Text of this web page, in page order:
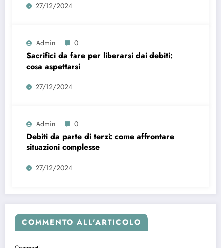
27/12/2024
Admin 0
Sacrifici da fare per liberarsi dai debiti:
cosa aspettarsi
27/12/2024
Admin 0
Debiti da parte di terzi: come affrontare
situazioni complesse
27/12/2024
COMMENTO ALL'ARTICOLO